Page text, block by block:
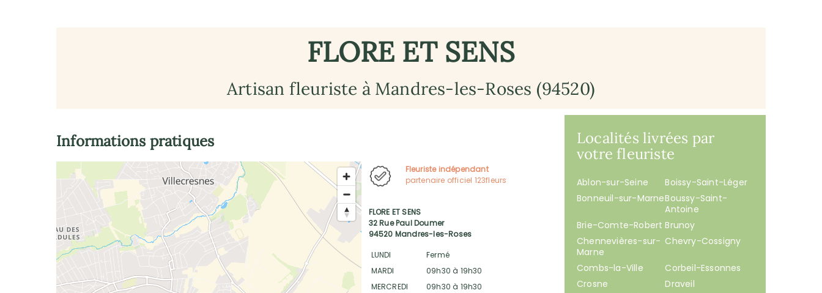
FLORE ET SENS
Artisan fleuriste à Mandres-les-Roses (94520)
Localités livrées par
votre fleuriste
Ablon-sur-Seine
Boissy-Saint-Léger
Bonneuil-sur-MarneBoussy-Saint-
Antoine
Brie-Comte-Robert Brunoy
Chennevières-sur-
Marne
Chevry-Cossigny
Combs-la-Ville
Corbeil-Essonnes
Crosne
Draveil
Fleuriste indépendant
partenaire officiel 123fleurs
FLORE ET SENS
32 Rue Paul Doumer
94520 Mandres-les-Roses
LUNDI
Fermé
MARDI
09h30 à 19h30
MERCREDI
09h30 à 19h30
Informations pratiques